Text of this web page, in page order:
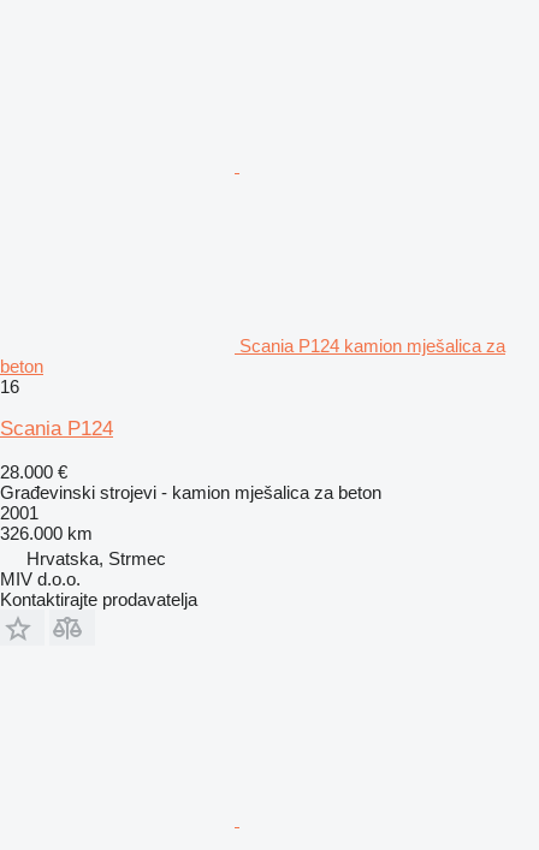
Scania P124 kamion mješalica za
beton
16
Scania P124
28.000 €
Građevinski strojevi - kamion mješalica za beton
2001
326.000 km
Hrvatska, Strmec
MIV d.o.o.
Kontaktirajte prodavatelja